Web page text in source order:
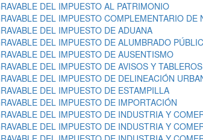
DEL IMPUESTO AL PATRIMONIO
DEL IMPUESTO COMPLEMENTARIO
DEL IMPUESTO DE ADUANA
DEL IMPUESTO DE ALUMBRADO
DEL IMPUESTO DE AUSENTISMO
DEL IMPUESTO DE AVISOS Y TABLEROS
DEL IMPUESTO DE DELINEACIÓN
DEL IMPUESTO DE ESTAMPILLA
DEL IMPUESTO DE IMPORTACIÓN
DEL IMPUESTO DE INDUSTRIA Y
DEL IMPUESTO DE INDUSTRIA Y